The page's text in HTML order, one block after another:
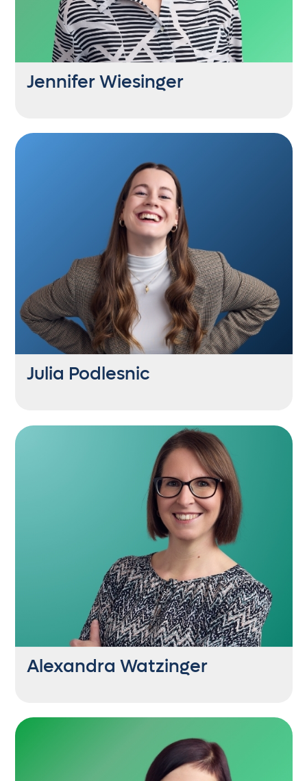
in Babypause
Jennifer Wiesinger
+43 6235 21444 25
jw@getontop.at
Liebt slow Mornings mit Grüntee und
Porridge. Hat aber noch nie eine
Kaffeemaschine bedient.
Julia Podlesnic
+43 6235 21444 69
Wer mit drei Schwestern aufwächst, weiß
sich durchzusetzen - am Familientisch und
beim Faustball. Die passende Cardio-
Einheit bekommt sie durch ihre Hühner beim
Einfangen im Garten.
Alexandra Watzinger
+43 6235 21444 67
aw@getontop.at